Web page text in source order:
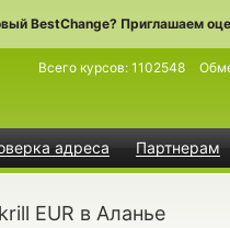
BestChange? Приглашаем
адреса Партнерам
Всего курсов: 1102548
EUR в Аланье